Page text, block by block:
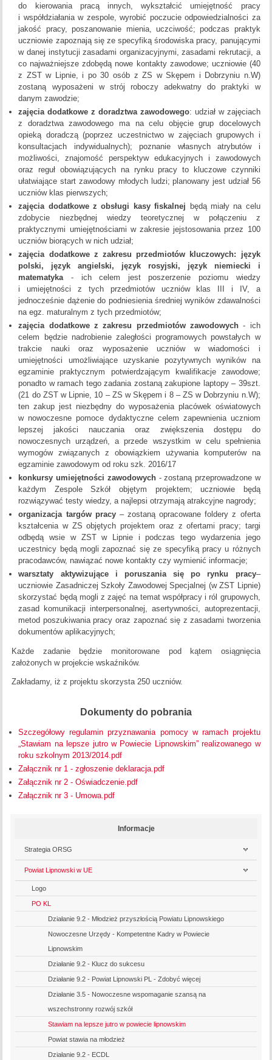
do kierowania pracą innych, wykształcić umiejętność pracy
i współdziałania w zespole, wyrobić poczucie odpowiedzialności za
jakość pracy, poszanowanie mienia, uczciwość; podczas praktyk
uczniowie zapoznają się ze specyfiką środowiska pracy, panującymi
w danej instytucji zasadami organizacyjnymi, zasadami rekrutacji, a
co najważniejsze zdobędą nowe kontakty zawodowe; uczniowie (40
z ZST w Lipnie, i po 30 osób z ZS w Skępem i Dobrzyniu n.W)
zostaną wyposażeni w strój roboczy adekwatny do praktyki w
danym zawodzie;
zajęcia dodatkowe z doradztwa zawodowego: udział w zajęciach
z doradztwa zawodowego ma na celu objęcie grup docelowych
opieką doradczą (poprzez uczestnictwo w zajęciach grupowych i
konsultacjach indywidualnych); poznanie własnych atrybutów i
możliwości, znajomość perspektyw edukacyjnych i zawodowych
oraz reguł obowiązujących na rynku pracy to kluczowe czynniki
ułatwiające start zawodowy młodych ludzi; planowany jest udział 56
uczniów klas pierwszych;
zajęcia dodatkowe z obsługi kasy fiskalnej będą miały na celu
zdobycie niezbędnej wiedzy teoretycznej w połączeniu z
praktycznymi umiejętnościami w zakresie jejstosowania przez 100
uczniów biorących w nich udział;
zajęcia dodatkowe z zakresu przedmiotów kluczowych: język
polski, język angielski, język rosyjski, język niemiecki i
matematyka- ich celem jest poszerzenie poziomu wiedzy
i umiejętności z tych przedmiotów uczniów klas III i IV, a
jednocześnie dążenie do podniesienia średniej wyników zdawalności
na egz. maturalnym z tych przedmiotów;
zajęcia dodatkowe z zakresu przedmiotów zawodowych- ich
celem będzie nadrobienie zaległości programowych powstałych w
trakcie nauki oraz wyposażenie uczniów w wiadomości i
umiejętności umożliwiające uzyskanie pozytywnych wyników na
egzaminie praktycznym potwierdzającym kwalifikacje zawodowe;
ponadto w ramach tego zadania zostaną zakupione laptopy – 39szt.
(21 do ZST w Lipnie, 10 – ZS w Skępem i 8 – ZS w Dobrzyniu n.W);
ten zakup jest niezbędny do wyposażenia placówek oświatowych
w nowoczesne pomoce dydaktyczne celem zapewnienia uczniom
lepszej jakości nauczania oraz zwiększenia dostępu do
nowoczesnych urządzeń, a przede wszystkim w celu spełnienia
wymogów związanych z obowiązkiem używania komputerów na
egzaminie zawodowym od roku szk. 2016/17
konkursy umiejętności zawodowych- zostaną przeprowadzone w
każdym Zespole Szkół objętym projektem; uczniowie będą
rozwiązywać testy wiedzy, a najlepsi otrzymają atrakcyjne nagrody;
organizacja targów pracy – zostaną opracowane foldery z oferta
kształcenia w ZS objętych projektem oraz z ofertami pracy; targi
odbędą wsie w ZST w Lipnie i podczas tego wydarzenia jego
uczestnicy będą mogli zapoznać się ze specyfiką pracy u różnych
pracodawców, nawiązać nowe kontakty czy wymienić informacje;
warsztaty aktywizujące i poruszania się po rynku pracy–
uczniowie Zasadniczej Szkoły Zawodowej Specjalnej (w ZST Lipnie)
skorzystać będą mogli z zajęć na temat współpracy i ról grupowych,
zasad komunikacji interpersonalnej, asertywności, autoprezentacji,
metod poszukiwania pracy oraz zapoznać się z zasadami tworzenia
dokumentów aplikacyjnych;
Każde zadanie będzie monitorowane pod kątem osiągnięcia
założonych w projekcie wskaźników.
Zakładamy, iż z projektu skorzysta 250 uczniów.
Dokumenty do pobrania
Szczegółowy regulamin przyznawania pomocy w ramach projektu
„Stawiam na lepsze jutro w Powiecie Lipnowskim” realizowanego w
roku szkolnym 2013/2014.pdf
Załącznik nr 1 - zgłoszenie deklaracja.pdf
Załącznik nr 2 - Oświadczenie.pdf
Załącznik nr 3 - Umowa.pdf
Informacje
Strategia ORSG
Powiat Lipnowski w UE
Logo
PO KL
Działanie 9.2 - Młodzież przyszłością Powiatu Lipnowskiego
Nowoczesne Urzędy - Kompetentne Kadry w Powiecie
Lipnowskim
Działanie 9.2 - Klucz do sukcesu
Działanie 9.2 - Powiat Lipnowski PL - Zdobyć więcej
Działanie 3.5 - Nowoczesne wspomaganie szansą na
wszechstronny rozwój szkół
Stawiam na lepsze jutro w powiecie lipnowskim
Powiat stawia na młodzież
Działanie 9.2 - ECDL